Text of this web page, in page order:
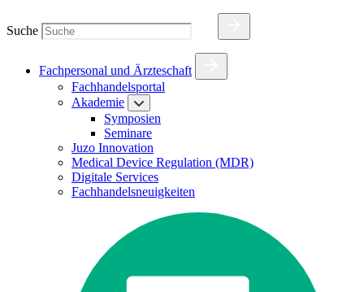
Suche
Fachpersonal und Ärzteschaft
Fachhandelsportal
Akademie
Symposien
Seminare
Juzo Innovation
Medical Device Regulation (MDR)
Digitale Services
Fachhandelsneuigkeiten